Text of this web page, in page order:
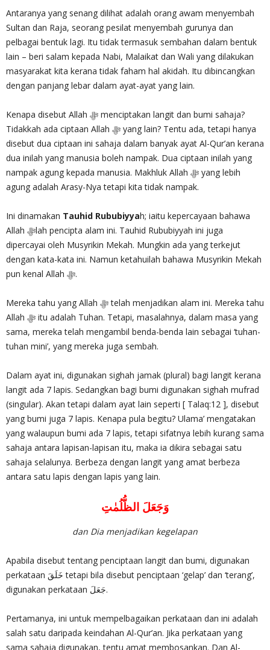
Antaranya yang senang dilihat adalah orang awam menyembah
Sultan dan Raja, seorang pesilat menyembah gurunya dan
pelbagai bentuk lagi. Itu tidak termasuk sembahan dalam bentuk
lain – beri salam kepada Nabi, Malaikat dan Wali yang dilakukan
masyarakat kita kerana tidak faham hal akidah. Itu dibincangkan
dengan panjang lebar dalam ayat-ayat yang lain.
Kenapa disebut Allah ‎ﷻ menciptakan langit dan bumi sahaja?
Tidakkah ada ciptaan Allah ‎ﷻ yang lain? Tentu ada, tetapi hanya
disebut dua ciptaan ini sahaja dalam banyak ayat Al-Qur’an kerana
dua inilah yang manusia boleh nampak. Dua ciptaan inilah yang
nampak agung kepada manusia. Makhluk Allah ‎ﷻ yang lebih
agung adalah Arasy-Nya tetapi kita tidak nampak.
Ini dinamakan Tauhid Rububiyyah; iaitu kepercayaan bahawa
Allah ‎ﷻlah pencipta alam ini. Tauhid Rububiyyah ini juga
dipercayai oleh Musyrikin Mekah. Mungkin ada yang terkejut
dengan kata-kata ini. Namun ketahuilah bahawa Musyrikin Mekah
pun kenal Allah ‎ﷻ.
Mereka tahu yang Allah‎ ﷻ telah menjadikan alam ini. Mereka tahu
Allah‎ ﷻ itu adalah Tuhan. Tetapi, masalahnya, dalam masa yang
sama, mereka telah mengambil benda-benda lain sebagai ‘tuhan-
tuhan mini’, yang mereka juga sembah.
Dalam ayat ini, digunakan sighah jamak (plural) bagi langit kerana
langit ada 7 lapis. Sedangkan bagi bumi digunakan sighah mufrad
(singular). Akan tetapi dalam ayat lain seperti [ Talaq:12 ], disebut
yang bumi juga 7 lapis. Kenapa pula begitu? Ulama’ mengatakan
yang walaupun bumi ada 7 lapis, tetapi sifatnya lebih kurang sama
sahaja antara lapisan-lapisan itu, maka ia dikira sebagai satu
sahaja selalunya. Berbeza dengan langit yang amat berbeza
antara satu lapis dengan lapis yang lain.
وَجَعَلَ الظُّلُمٰتِ
dan Dia menjadikan kegelapan
Apabila disebut tentang penciptaan langit dan bumi, digunakan
perkataan خَلَقَ tetapi bila disebut penciptaan ‘gelap’ dan ‘terang’,
digunakan perkataan جَعَلَ.
Pertamanya, ini untuk mempelbagaikan perkataan dan ini adalah
salah satu daripada keindahan Al-Qur’an. Jika perkataan yang
sama sahaja digunakan, tentu amat membosankan. Dan Al-